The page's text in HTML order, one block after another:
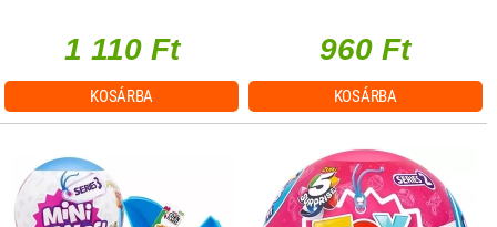
1 110 Ft
KOSÁRBA
960 Ft
KOSÁRBA